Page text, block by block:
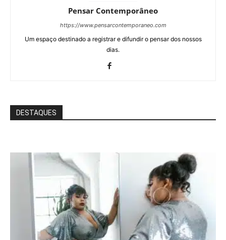
Pensar Contemporâneo
https://www.pensarcontemporaneo.com
Um espaço destinado a registrar e difundir o pensar dos nossos
dias.
DESTAQUES